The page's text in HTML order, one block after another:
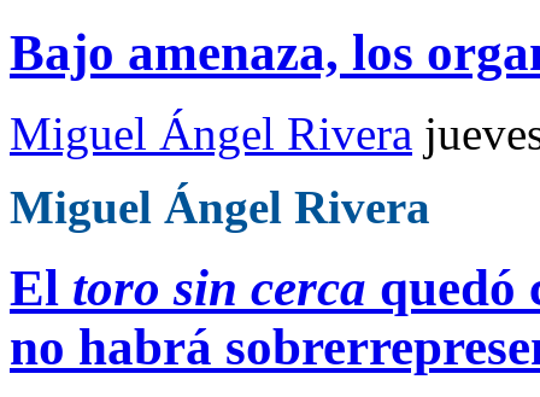
Bajo amenaza, los
Miguel Ángel Rivera
Miguel Ángel Rivera
El toro sin cerca quedó
no habrá